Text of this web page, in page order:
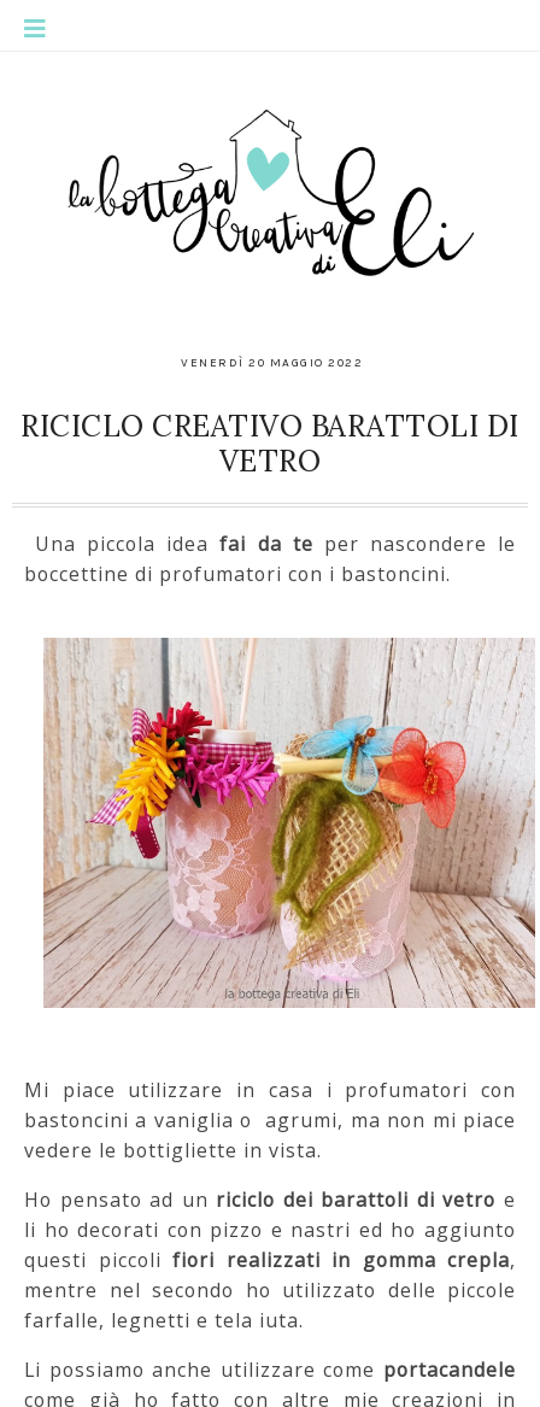
VENERDÌ 20 MAGGIO 2022
RICICLO CREATIVO BARATTOLI DI
VETRO
Una piccola ideafai da te per nascondere le
boccettine di profumatori con i bastoncini.
Mi piace utilizzare in casa i profumatori con
bastoncini a vaniglia o agrumi, ma non mi piace
vedere le bottigliette in vista.
Ho pensato ad un riciclo dei barattoli di vetroe
li ho decorati con pizzo e nastri ed ho aggiunto
questi piccoli fiori realizzati in gomma crepla,
mentre nel secondo ho utilizzato delle piccole
farfalle, legnetti e tela iuta.
Li possiamo anche utilizzare come portacandele
come già ho fatto con altre mie creazioni in